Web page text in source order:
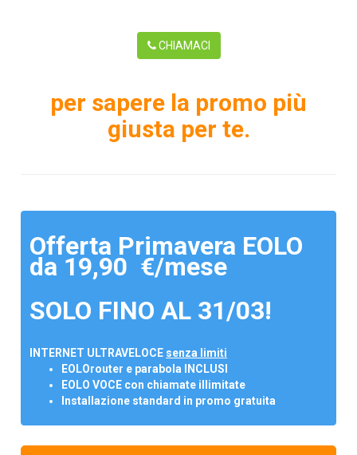
CHIAMACI
per sapere la promo più
giusta per te.
Offerta Primavera EOLO
da 19,90 €/mese
SOLO FINO AL 31/03!
INTERNET ULTRAVELOCE senza limiti
EOLOrouter e parabola INCLUSI
EOLO VOCE con chiamate illimitate
Installazione standard in promo gratuita